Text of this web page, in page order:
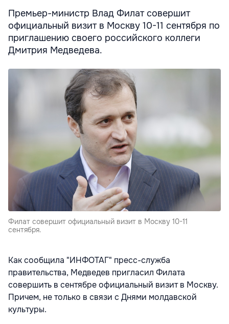
Премьер-министр Влад Филат совершит
официальный визит в Москву 10-11 сентября по
приглашению своего российского коллеги
Дмитрия Медведева.
Филат совершит официальный визит в Москву 10-11
сентября.
Как сообщила "ИНФОТАГ" пресс-служба
правительства, Медведев пригласил Филата
совершить в сентябре официальный визит в Москву.
Причем, не только в связи с Днями молдавской
культуры.